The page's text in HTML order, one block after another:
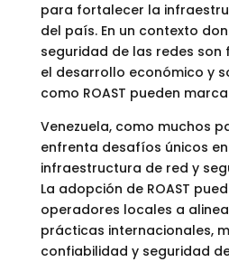
para fortalecer la
del país. En un contexto
seguridad de las redes
el desarrollo económico y
como ROAST pueden
Venezuela, como muchos
enfrenta desafíos únicos
infraestructura de red y
La adopción de ROAST
operadores locales a
prácticas internacionales,
confiabilidad y seguridad